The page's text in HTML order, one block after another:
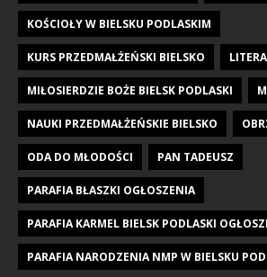
KOŚCIOŁY W BIELSKU PODLASKIM
KURS PRZEDMAŁŻEŃSKI BIELSKO
MIŁOSIERDZIE BOŻE BIELSK PODLASKI
NAUKI PRZEDMAŁŻEŃSKIE BIELSKO
ODA DO MŁODOŚCI PAN TADEUSZ
PARAFIA BŁASZKI OGŁOSZENIA
PARAFIA KARMEL BIELSK PODLASKI
PARAFIA NARODZENIA NMP W BIELSKU